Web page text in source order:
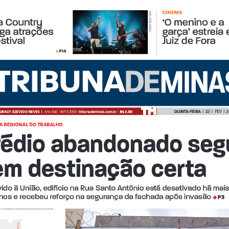
Account Password Reset Conteúdo restrito
à União, edifício na Rua Santo Antônio está desativado há
e recebeu reforço na segurança da fachada após invasão • P3
abandonado
destinação certa
REGIONAL DO TRABALHO
AZEVEDO NEVES | Ano XLIII
   | Nº 9.340 |
tribunademinas.com.br
  |
R$ 2,50 QUINTA-FEIRA |  22  |   FEV  |
A
CINEMA
‘O menino e a
garça’ estreia
Juiz de Fora
• P14
Country
atrações CADU FERNANDES